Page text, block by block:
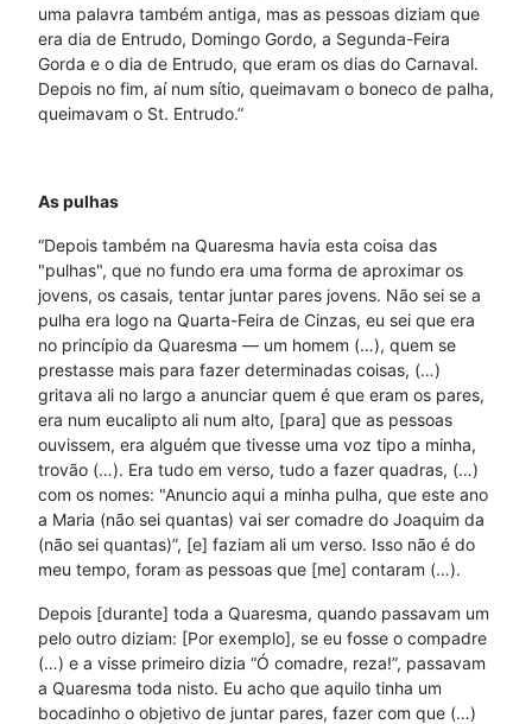
uma palavra também antiga, mas as pessoas diziam que
era dia de Entrudo, Domingo Gordo, a Segunda-Feira
Gorda e o dia de Entrudo, que eram os dias do Carnaval.
Depois no fim, aí num sítio, queimavam o boneco de palha,
queimavam o St. Entrudo.”
As pulhas
“Depois também na Quaresma havia esta coisa das
"pulhas", que no fundo era uma forma de aproximar os
jovens, os casais, tentar juntar pares jovens. Não sei se a
pulha era logo na Quarta-Feira de Cinzas, eu sei que era
no princípio da Quaresma — um homem (…), quem se
prestasse mais para fazer determinadas coisas, (…)
gritava ali no largo a anunciar quem é que eram os pares,
era num eucalipto ali num alto, [para] que as pessoas
ouvissem, era alguém que tivesse uma voz tipo a minha,
trovão (…). Era tudo em verso, tudo a fazer quadras, (…)
com os nomes: "Anuncio aqui a minha pulha, que este ano
a Maria (não sei quantas) vai ser comadre do Joaquim da
(não sei quantas)”, [e] faziam ali um verso. Isso não é do
meu tempo, foram as pessoas que [me] contaram (…).
Depois [durante] toda a Quaresma, quando passavam um
pelo outro diziam: [Por exemplo], se eu fosse o compadre
(…) e a visse primeiro dizia “Ó comadre, reza!”, passavam
a Quaresma toda nisto. Eu acho que aquilo tinha um
bocadinho o objetivo de juntar pares, fazer com que (…)